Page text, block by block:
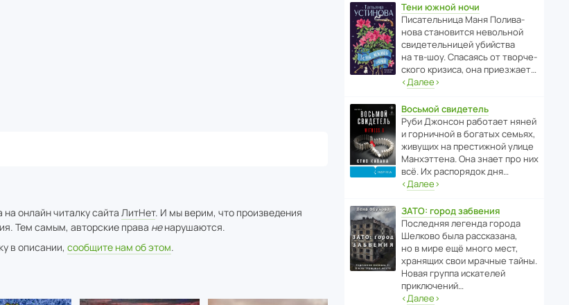
онлайн читалку сайта ЛитНет. И мы верим, что произведения
Тем самым, авторские права ненарушаются.
в описании, сообщите нам об этом.
Тени южной ночи
Писа­тель­ница Маня Поли­ва­
нова стано­вится невольной
свиде­тель­ницей убийства
на тв-шоу. Спасаясь от твор­че­
с­кого кризиса, она приезжает…
‹Далее›
Восьмой свидетель
Руби Джонсон рабо­тает няней
и горни­чной в богатых семьях,
живущих на прес­ти­жной улице
Манх­эт­тена. Она знает про них
всё. Их распо­рядок дня…
‹Далее›
ЗАТО: город забвения
После­дняя легенда города
Шелково была расска­зана,
но в мире ещё много мест,
хранящих свои мрачные тайны.
Новая группа иска­телей
приключений…
‹Далее›